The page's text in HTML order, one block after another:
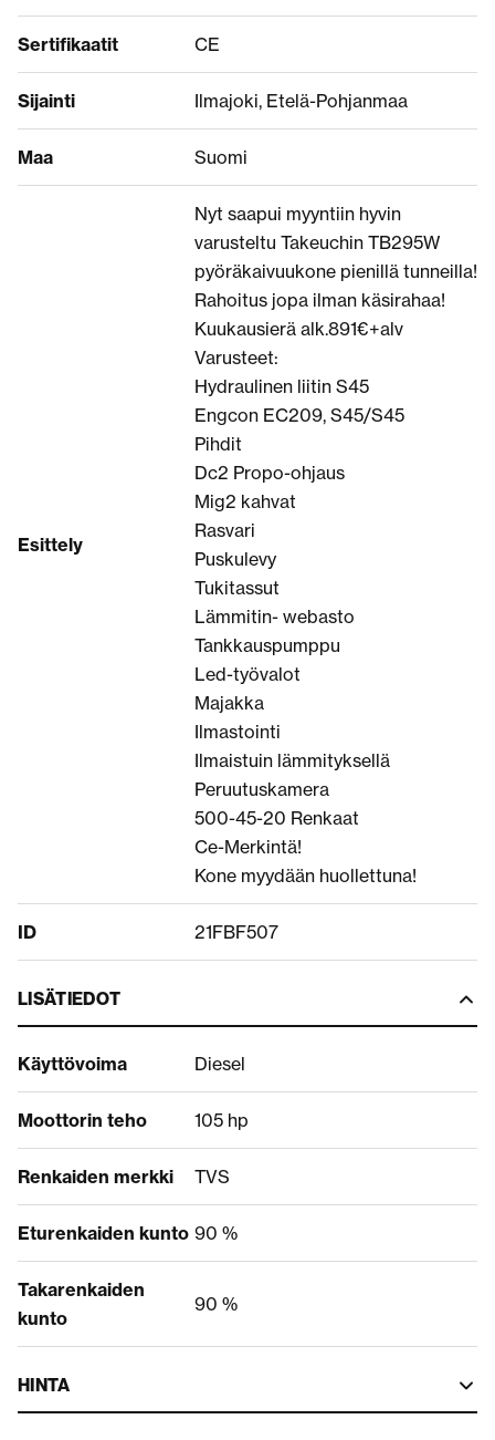
Sertifikaatit CE
Sijainti Ilmajoki, Etelä-Pohjanmaa
Maa Suomi
Esittely
Nyt saapui myyntiin hyvin
varusteltu Takeuchin TB295W
pyöräkaivuukone pienillä tunneilla!
Rahoitus jopa ilman käsirahaa!
Kuukausierä alk.891€+alv
Varusteet:
Hydraulinen liitin S45
Engcon EC209, S45/S45
Pihdit
Dc2 Propo-ohjaus
Mig2 kahvat
Rasvari
Puskulevy
Tukitassut
Lämmitin- webasto
Tankkauspumppu
Led-työvalot
Majakka
Ilmastointi
Ilmaistuin lämmityksellä
Peruutuskamera
500-45-20 Renkaat
Ce-Merkintä!
Kone myydään huollettuna!
ID 21FBF507
LISÄTIEDOT
Käyttövoima Diesel
Moottorin teho 105 hp
Renkaiden merkki TVS
Eturenkaiden kunto 90 %
Takarenkaiden
kunto
90 %
HINTA